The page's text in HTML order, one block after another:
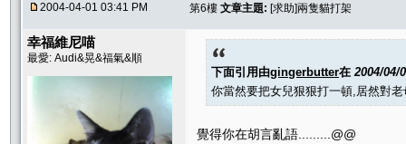
2004-04-01 03:41 PM 第6樓 文章主題: [求助]兩隻貓打架
幸福維尼喵
最愛: Audi&晃&福氣&順
下面引用由gingerbutter在 2004/04/
你當然要把女兒狠狠打一頓,居然對
覺得你在胡言亂語.........@@